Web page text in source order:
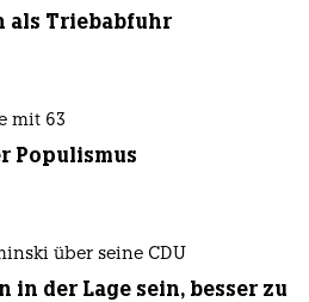
als Triebabfuhr
mit 63
Populismus
über seine CDU
in der Lage sein, besser zu